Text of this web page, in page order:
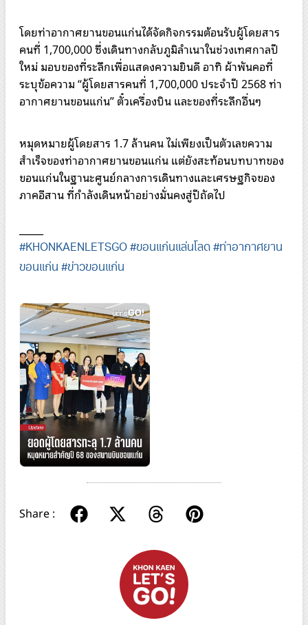
โดยท่าอากาศยานขอนแก่นได้จัดกิจกรรมต้อนรับผู้โดยสาร
คนที่ 1,700,000 ซึ่งเดินทางกลับภูมิลำเนาในช่วงเทศกาลปี
ใหม่ มอบของที่ระลึกเพื่อแสดงความยินดี อาทิ ผ้าพันคอที่
ระบุข้อความ “ผู้โดยสารคนที่ 1,700,000 ประจำปี 2568 ท่า
อากาศยานขอนแก่น” ตั๋วเครื่องบิน และของที่ระลึกอื่นๆ
หมุดหมายผู้โดยสาร 1.7 ล้านคน ไม่เพียงเป็นตัวเลขความ
สำเร็จของท่าอากาศยานขอนแก่น แต่ยังสะท้อนบทบาทของ
ขอนแก่นในฐานะศูนย์กลางการเดินทางและเศรษฐกิจของ
ภาคอีสาน ที่กำลังเดินหน้าอย่างมั่นคงสู่ปีถัดไป
#KHONKAENLETSGO #ขอนแก่นแล่นโลด #ท่าอากาศยาน
ขอนแก่น #ข่าวขอนแก่น
Share :